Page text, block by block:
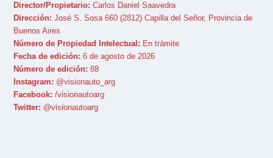
Director/Propietario: Carlos Daniel Saavedra
Dirección: José S. Sosa 660 (2812) Capilla del Señor, Provincia de
Buenos Aires
Número de Propiedad Intelectual: En trámite
Fecha de edición: 6 de agosto de 2026
Número de edición: 88
Instagram: @visionauto_arg
Facebook: /visionautoarg
Twitter: @visionautoarg